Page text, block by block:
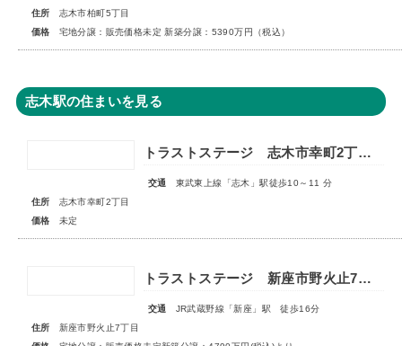
住所
志木市柏町5丁目
価格
宅地分譲：販売価格未定 新築分譲：5390万円（税込）
志木駅の住まいを見る
トラストステージ 志木市幸町2丁目25期 全10区画◆第1期分譲 2次販売 宅地分譲3区画◆ ◇販売予告◇
交通
東武東上線「志木」駅徒歩10～11 分
住所
志木市幸町2丁目
価格
未定
トラストステージ 新座市野火止7丁目51期 全26区画◆第1期分譲3次販売 宅地分譲 販売予告◆◆第2期分譲1次販売 新築分譲住宅 販売開始◆
交通
JR武蔵野線「新座」駅 徒歩16分
住所
新座市野火止7丁目